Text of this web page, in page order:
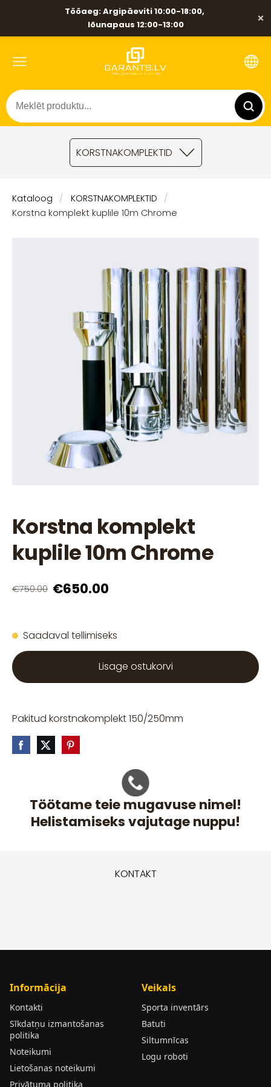
Tööaeg: Argipäeviti 10:00-18:00,
lõunapaus 12:00-13:00
×
KORSTNAKOMPLEKTID
Töötame teie mugavuse nimel!
Helistamiseks vajutage nuppu!
Kataloog
KORSTNAKOMPLEKTID
Korstna komplekt kuplile 10m Chrome
Korstna komplekt
kuplile 10m Chrome
€750.00 €650.00
Saadaval tellimiseks
Lisage ostukorvi
Pakitud korstnakomplekt 150/250mm
KONTAKT
Informācija
Kontakti
Sīkdatņu izmantošanas
politika
Noteikumi
Lietošanas noteikumi
Privātuma politika
Veikals
Sporta inventārs
Batuti
Siltumnīcas
Logu roboti